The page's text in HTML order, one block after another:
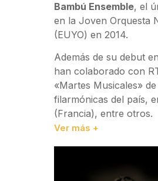
Bambú Ensemble, el
en la Joven Orquesta
(EUYO) en 2014.
Además de su debut
han colaborado con
«Martes Musicales»
filarmónicas del país,
(Francia), entre otros.
Ver más +